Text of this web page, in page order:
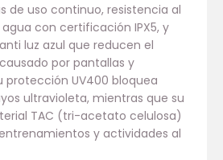
de uso continuo, resistencia al
con certificación IPX5, y
luz azul que reducen el
por pantallas y
protección UV400 bloquea
ultravioleta, mientras que su
TAC (tri-acetato celulosa)
y actividades al